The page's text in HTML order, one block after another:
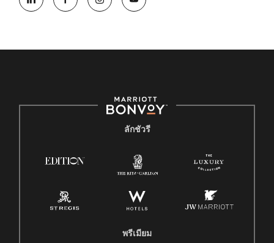
ลักชัวรี
พรีเมียม